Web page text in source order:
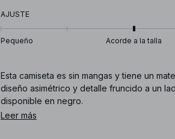
AJUSTE
Pequeño Acorde a la talla
Esta camiseta es sin mangas y tiene un
diseño asimétrico y detalle fruncido a un
disponible en negro.
Leer más